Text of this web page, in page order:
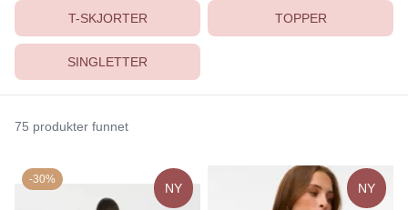
T-SKJORTER TOPPER
SINGLETTER
75 produkter funnet
-30%
NY NY